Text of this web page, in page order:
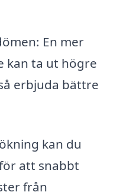
En mer
kan ta ut högre
erbjuda bättre
kan du
att snabbt
från